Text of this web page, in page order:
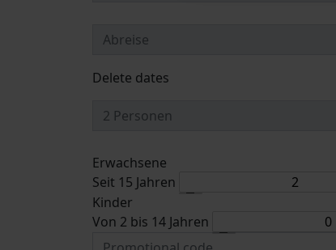
Delete dates
Erwachsene
Seit 15 Jahren
Kinder
Von 2 bis 14 Jahren